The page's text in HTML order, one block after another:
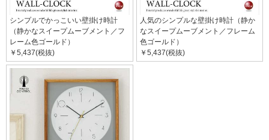
シンプルでかっこいい壁掛け時計
（静かなスイープムーブメント／フ
レーム色ゴールド）
￥5,437(税抜)
人気のシンプルな壁掛け時計（静か
なスイープムーブメント／フレーム
色ゴールド）
￥5,437(税抜)